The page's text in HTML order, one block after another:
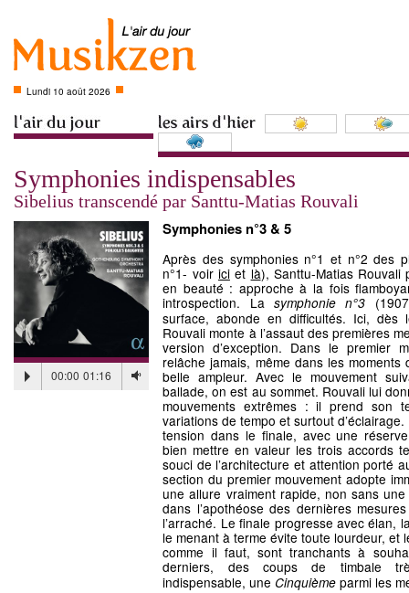
Lundi 10 août 2026
Symphonies indispensables
Sibelius transcendé par Santtu-Matias Rouvali
00:00 01:16
Symphonies n°3 & 5
Après des symphonies n°1 et n°2 des
n°1- voir iciet là), Santtu-Matias Rouvali
en beauté : approche à la fois
introspection. Lasymphonie n°3
surface, abonde en difficultés. Ici, dès
Rouvali monte à l’assaut des premières
version d’exception. Dans le premier
relâche jamais, même dans les moments
belle ampleur. Avec le mouvement
ballade, on est au sommet. Rouvali lui
mouvements extrêmes : il prend son
variations de tempo et surtout
tension dans le finale, avec une
bien mettre en valeur les trois accords
souci de l’architecture et attention porté
section du premier mouvement adopte
une allure vraiment rapide, non sans
dans l’apothéose des dernières
l’arraché. Le finale progresse avec élan,
le menant à terme évite toute lourdeur, et
comme il faut, sont tranchants à
derniers, des coups de timbale
indispensable, uneCinquième parmi les